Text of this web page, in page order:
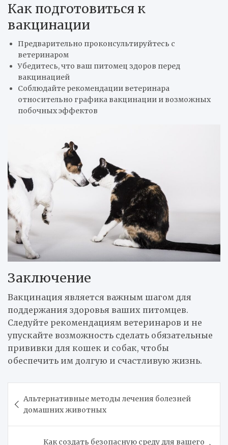
Как подготовиться к
вакцинации
Предварительно проконсультируйтесь с
ветеринаром
Убедитесь, что ваш питомец здоров перед
вакцинацией
Соблюдайте рекомендации ветеринара
относительно графика вакцинации и возможных
побочных эффектов
Заключение
Вакцинация является важным шагом для
поддержания здоровья ваших питомцев.
Следуйте рекомендациям ветеринаров и не
упускайте возможность сделать обязательные
прививки для кошек и собак, чтобы
обеспечить им долгую и счастливую жизнь.
по
записям
Альтернативные методы лечения болезней
домашних животных
Как создать безопасную среду для вашего